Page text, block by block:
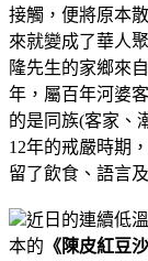
接觸，便將原本
來就變成了華人
隆先生的家鄉來
年，屬百年河婆
的是同族(客家、
12年的戒嚴時期
留了飲食、語言
近日的連續低
本的 《陳皮紅豆沙